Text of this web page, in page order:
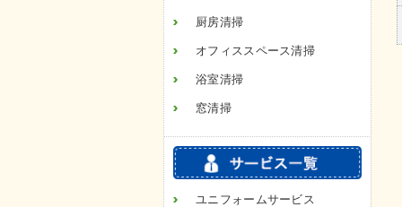
厨房清掃
オフィススペース清掃
浴室清掃
窓清掃
ユニフォームサービス